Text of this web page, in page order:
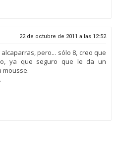
22 de octubre de 2011 a las 12:52
pero... sólo 8, creo que
ya que seguro que le da un
mousse.